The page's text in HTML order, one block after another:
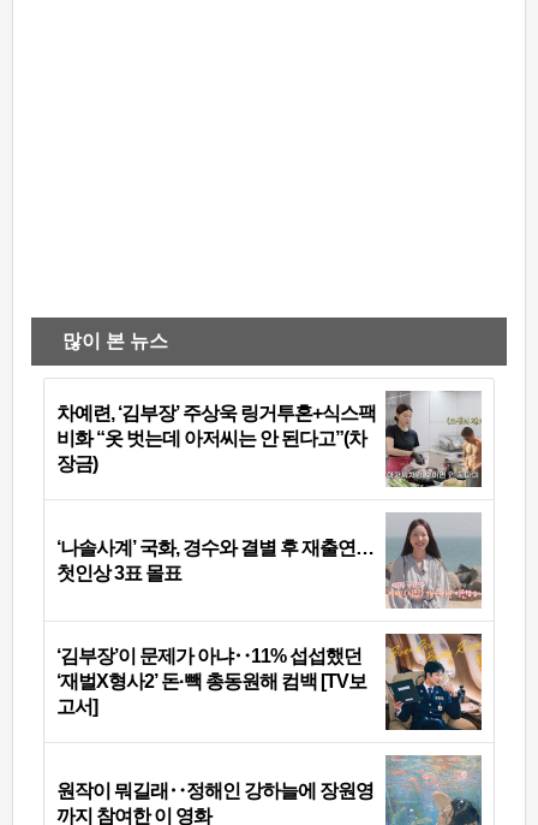
많이 본 뉴스
차예련, ‘김부장’ 주상욱 링거투혼+식스팩
비화 “옷 벗는데 아저씨는 안 된다고”(차
장금)
‘나솔사계’ 국화, 경수와 결별 후 재출연…
첫인상 3표 몰표
‘김부장’이 문제가 아냐‥11% 섭섭했던
‘재벌X형사2’ 돈·빽 총동원해 컴백 [TV보
고서]
원작이 뭐길래‥정해인 강하늘에 장원영
까지 참여한 이 영화